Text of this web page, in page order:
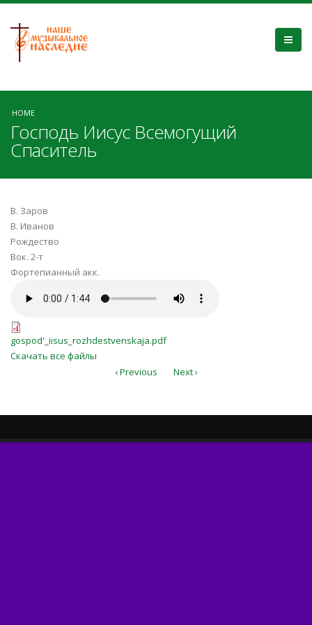
HOME
Господь Иисус Всемогущий
Спаситель
В. Заров
В. Иванов
Рождество
Вок. 2-т
Фортепианный акк.
gospod'_iisus_rozhdestvenskaja.pdf
gospod'_iisus_rozhdestvenskaja.pdf
Скачать все файлы
‹ Previous
Next ›